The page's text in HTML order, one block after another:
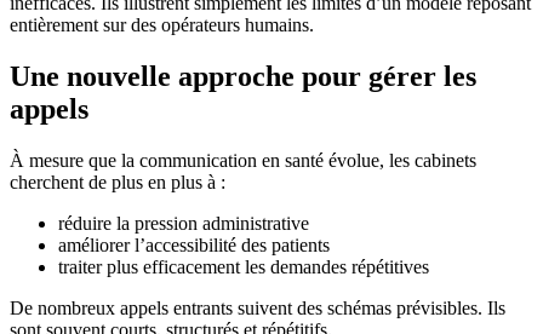
entièrement sur des opérateurs humains.
Une nouvelle approche pour gérer les
appels
À mesure que la communication en santé évolue, les cabinets
cherchent de plus en plus à :
réduire la pression administrative
améliorer l’accessibilité des patients
traiter plus efficacement les demandes répétitives
De nombreux appels entrants suivent des schémas prévisibles. Ils